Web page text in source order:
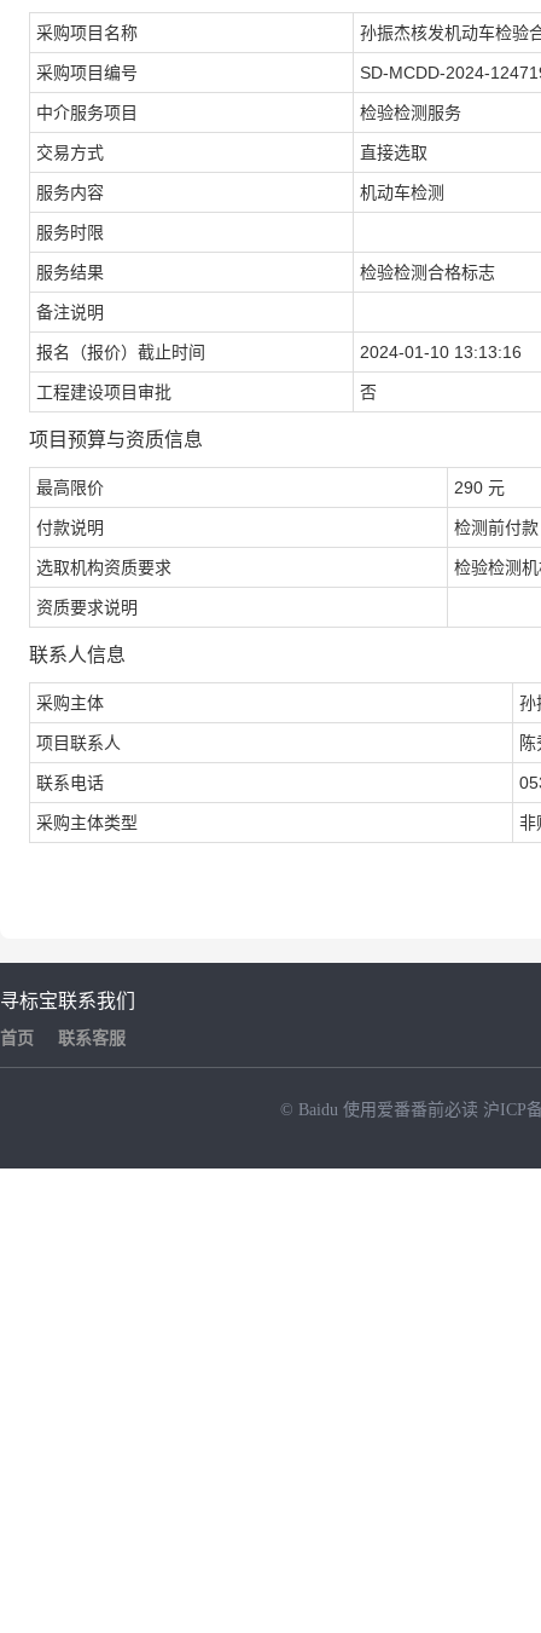
采购项目名称 孙振杰核发机动车检验
采购项目编号 SD-MCDD-2024-
中介服务项目 检验检测服务
交易方式 直接选取
服务内容 机动车检测
服务时限
服务结果 检验检测合格标志
备注说明
报名（报价）截止时间 2024-01-10 13:13:16
工程建设项目审批 否
项目预算与资质信息
最高限价 290 元
付款说明 检测前付款
选取机构资质要求 检验检测
资质要求说明
联系人信息
采购主体 孙
项目联系人 陈
联系电话
采购主体类型 非
寻标宝
首页
联系我们
联系客服
© Baidu 使用爱番番前必读 沪ICP